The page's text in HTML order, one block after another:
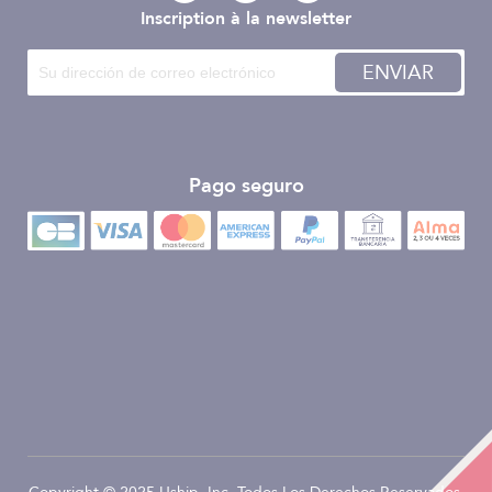
Inscription à la newsletter
ENVIAR
Pago seguro